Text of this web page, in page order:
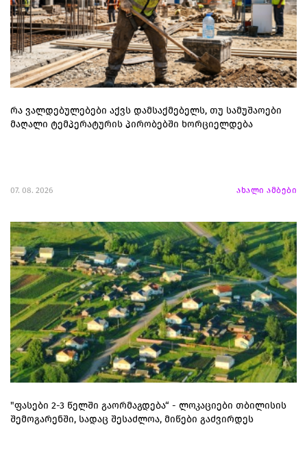
რა ვალდებულებები აქვს დამსაქმებელს, თუ სამუშაოები
მაღალი ტემპერატურის პირობებში ხორციელდება
07. 08. 2026 ახალი ამბები
"ფასები 2-3 წელში გაორმაგდება“ - ლოკაციები თბილისის
შემოგარენში, სადაც შესაძლოა, მიწები გაძვირდეს